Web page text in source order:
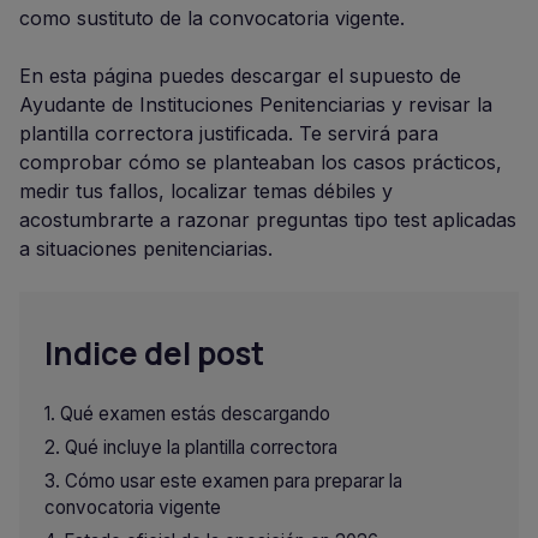
como sustituto de la convocatoria vigente.
En esta página puedes descargar el supuesto de
Ayudante de Instituciones Penitenciarias y revisar la
plantilla correctora justificada. Te servirá para
comprobar cómo se planteaban los casos prácticos,
medir tus fallos, localizar temas débiles y
acostumbrarte a razonar preguntas tipo test aplicadas
a situaciones penitenciarias.
Indice del post
Qué examen estás descargando
Qué incluye la plantilla correctora
Cómo usar este examen para preparar la
convocatoria vigente